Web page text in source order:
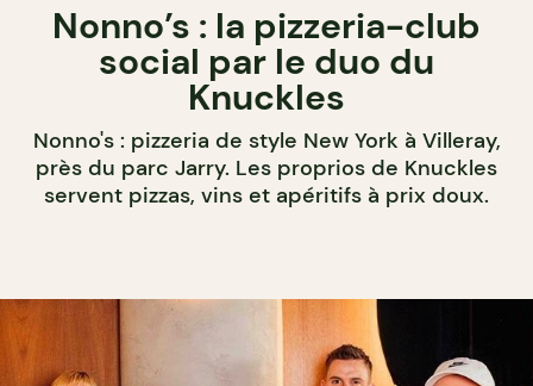
Nonno’s : la pizzeria-club
social par le duo du
Knuckles
Nonno's : pizzeria de style New York à Villeray,
près du parc Jarry. Les proprios de Knuckles
servent pizzas, vins et apéritifs à prix doux.